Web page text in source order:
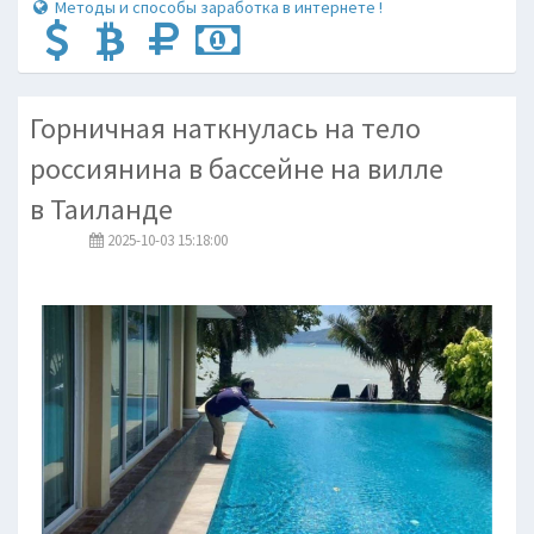
Методы и способы заработка в интернете !
Горничная наткнулась на тело
россиянина в бассейне на вилле
в Таиланде
2025-10-03 15:18:00